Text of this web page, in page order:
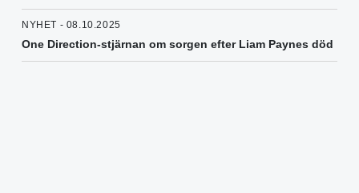
NYHET - 08.10.2025
One Direction-stjärnan om sorgen efter Liam Paynes död